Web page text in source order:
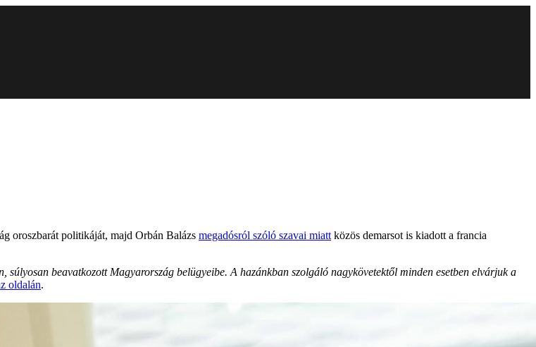
oroszbarát politikáját, majd Orbán Balázs megadósról szóló szavai miatt közös demarsot is kiadott a francia
súlyosan beavatkozott Magyarország belügyeibe. A hazánkban szolgáló nagykövetektől minden esetben elvárjuk a
oldalán.